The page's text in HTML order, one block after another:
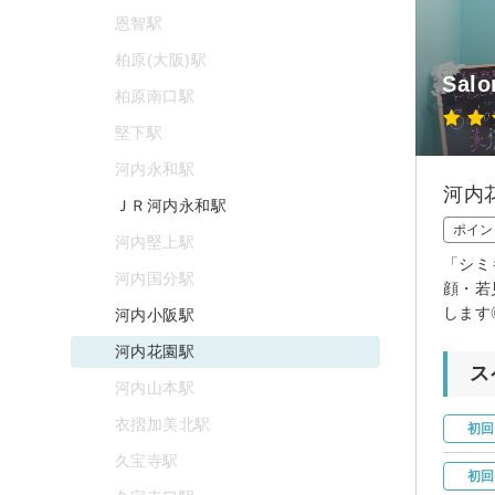
河内
ポイ
「シ
顔・
しま
初回
初回
恩智駅
柏原(大阪)駅
柏原南口駅
堅下駅
河内永和駅
ＪＲ河内永和駅
河内堅上駅
河内国分駅
河内小阪駅
河内花園駅
河内山本駅
衣摺加美北駅
久宝寺駅